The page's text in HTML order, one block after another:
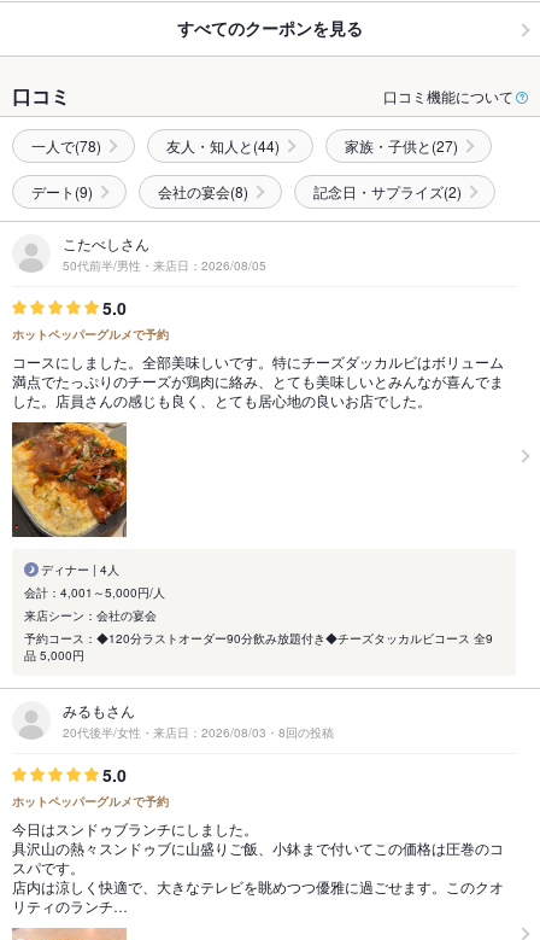
すべてのクーポンを見る
口コミ 口コミ機能について
一人で(78) 友人・知人と(44) 家族・子供と(27)
デート(9) 会社の宴会(8) 記念日・サプライズ(2)
こたべしさん
50代前半/男性・来店日：2026/08/05
5.0
ホットペッパーグルメで予約
コースにしました。全部美味しいです。特にチーズダッカルビはボリューム
満点でたっぷりのチーズが鶏肉に絡み、とても美味しいとみんなが喜んでま
した。店員さんの感じも良く、とても居心地の良いお店でした。
ディナー | 4人
会計：4,001～5,000円/人
来店シーン：会社の宴会
予約コース：◆120分ラストオーダー90分飲み放題付き◆チーズタッカルビコース 全9
品 5,000円
みるもさん
20代後半/女性・来店日：2026/08/03・8回の投稿
5.0
ホットペッパーグルメで予約
今日はスンドゥブランチにしました。
具沢山の熱々スンドゥブに山盛りご飯、小鉢まで付いてこの価格は圧巻のコ
スパです。
店内は涼しく快適で、大きなテレビを眺めつつ優雅に過ごせます。このクオ
リティのランチ…